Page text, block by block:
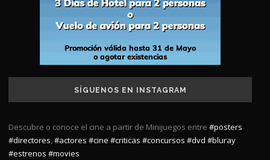
SÍGUENOS EN INSTAGRAM
Descubre o conoce el cine a partir de Minijuegos entre #posters
#directores,#actores #cine #criticas #concursos #dvd #bluray
#estrenos #movies